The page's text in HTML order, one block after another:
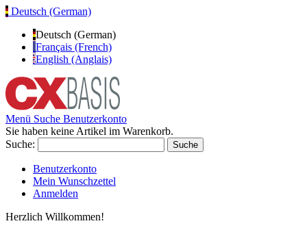
Deutsch (German)
Deutsch (German)
Français (French)
English (Anglais)
Menü Suche Benutzerkonto
Sie haben keine Artikel im Warenkorb.
Suche:
Suche
Benutzerkonto
Mein Wunschzettel
Anmelden
Herzlich Willkommen!